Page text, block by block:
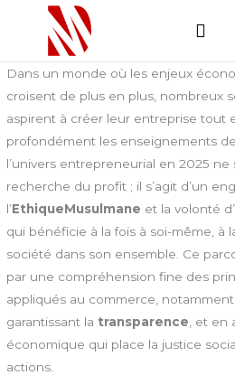
Dans un monde où les enjeux
croisent de plus en plus, nombreux
aspirent à créer leur entreprise tout
profondément les enseignements
l’univers entrepreneurial en 2025 ne
recherche du profit ; il s’agit d’un
l’EthiqueMusulmane et la volonté
qui bénéficie à la fois à soi-même, à
société dans son ensemble. Ce
par une compréhension fine des
appliqués au commerce, notamment
garantissant la transparence , et
économique qui place la justice
actions.